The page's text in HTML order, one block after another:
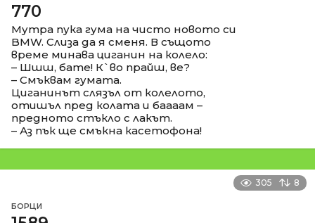
770
Мутра пука гума на чисто новото си
BMW. Слиза да я сменя. В същото
време минава циганин на колело:
– Шшш, бате! К`во прайш, ве?
– Смъквам гумата.
Циганинът слязъл от колелото,
отишъл пред колата и баааам –
предното стъкло с лакът.
– Аз пък ще смъкна касетофона!
305 8
БОРЦИ